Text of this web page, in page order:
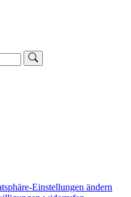
Einstellungen ändern